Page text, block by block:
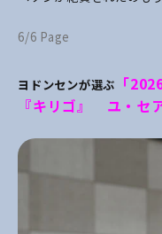
6/6 Page
ヨドンセンが選ぶ 「
『キリゴ』 ユ・セ